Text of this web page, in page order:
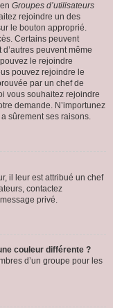
Groupes d’utilisateurs
rejoindre un des
le bouton approprié.
Certains peuvent
peuvent même
le rejoindre
pouvez rejoindre le
par un chef de
vous souhaitez rejoindre
demande. N’importunez
sûrement ses raisons.
il leur est attribué un chef
contactez
privé.
couleur différente ?
d’un groupe pour les